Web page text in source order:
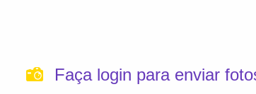
Faça login para enviar